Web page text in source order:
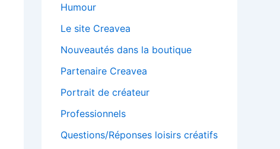
Humour
Le site Creavea
Nouveautés dans la boutique
Partenaire Creavea
Portrait de créateur
Professionnels
Questions/Réponses loisirs créatifs